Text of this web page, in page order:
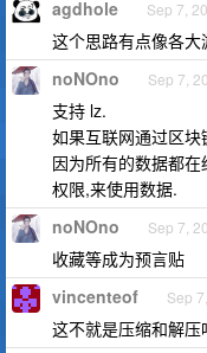
agdhole Sep 7,
这个思路有点像各
noNOno Sep 7,
支持 lz.
如果互联网通过区
因为所有的数据都
权限,来使用数据.
noNOno Sep 7,
收藏等成为预言贴
vincenteof Sep
这不就是压缩和解压